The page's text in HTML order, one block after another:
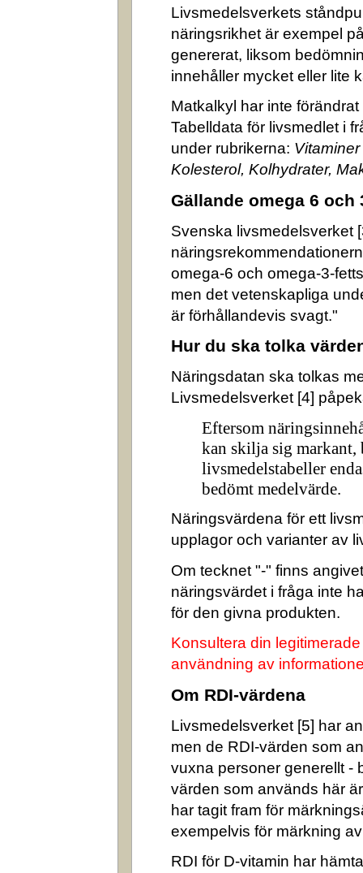
Livsmedelsverkets
näringsrikhet är exempel
genererat, liksom
innehåller mycket eller lite
Matkalkyl har inte
Tabelldata för livsmedlet i
under rubrikerna:
Kolesterol, Kolhydrater,
Gällande omega 6 och
Svenska livsmedelsverket
omega-6 och omega-3-
men det vetenskapliga
är förhållandevis svagt."
Hur du ska tolka
Näringsdatan ska tolkas
Livsmedelsverket [4]
Eftersom
kan skilja sig markant,
livsmedelstabeller
bedömt medelvärde.
Näringsvärdena för ett
upplagor och varianter av
Om tecknet "-" finns
näringsvärdet i fråga inte
för den givna produkten.
Konsultera din
användning av
Om RDI-värdena
Livsmedelsverket [5] har
men de RDI-värden som
vuxna personer generellt -
värden som används här
har tagit fram för
exempelvis för märkning
RDI för D-vitamin har